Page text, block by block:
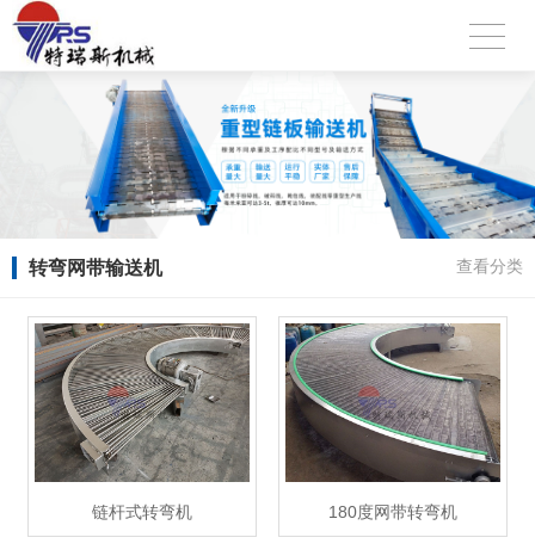
转弯网带输送机 查看分类
链杆式转弯机 180度网带转弯机